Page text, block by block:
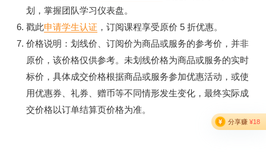
4. 告警实战，设计良好的告警系统应该具备哪些能力
这个部分的重点就是甄别异常数据并发出告警，包括告警规
则、屏蔽规则、抑制规则、订阅规则的管理，还有告警事件的
管理以及告警事件触发后的自愈逻辑。
一般监控系统都支持配置告警规则，可以产生告警事件，但是
针对告警事件后续的支持偏弱，没有很好的聚合收敛、事件闭
环的能力。这个部分主要是为了让你了解告警部分相关的设计
划，掌握团队学习仪表盘。
戳此申请学生认证 ，订阅课程享受原价 5 折优惠。
价格说明：划线价、订阅价为商品或服务的参考价，并非
原价，该价格仅供参考。未划线价格为商品或服务的实时
标价，具体成交价格根据商品或服务参加优惠活动，或使
用优惠券、礼券、赠币等不同情形发生变化，最终实际成
交价格以订单结算页价格为准。